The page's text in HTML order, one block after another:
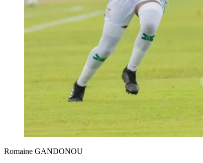
Romaine GANDONOU